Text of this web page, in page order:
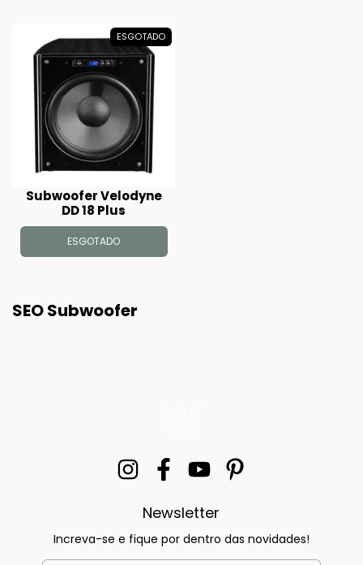
ESGOTADO
Subwoofer Velodyne
DD 18 Plus
ESGOTADO
SEO Subwoofer
Newsletter
Increva-se e fique por dentro das novidades!